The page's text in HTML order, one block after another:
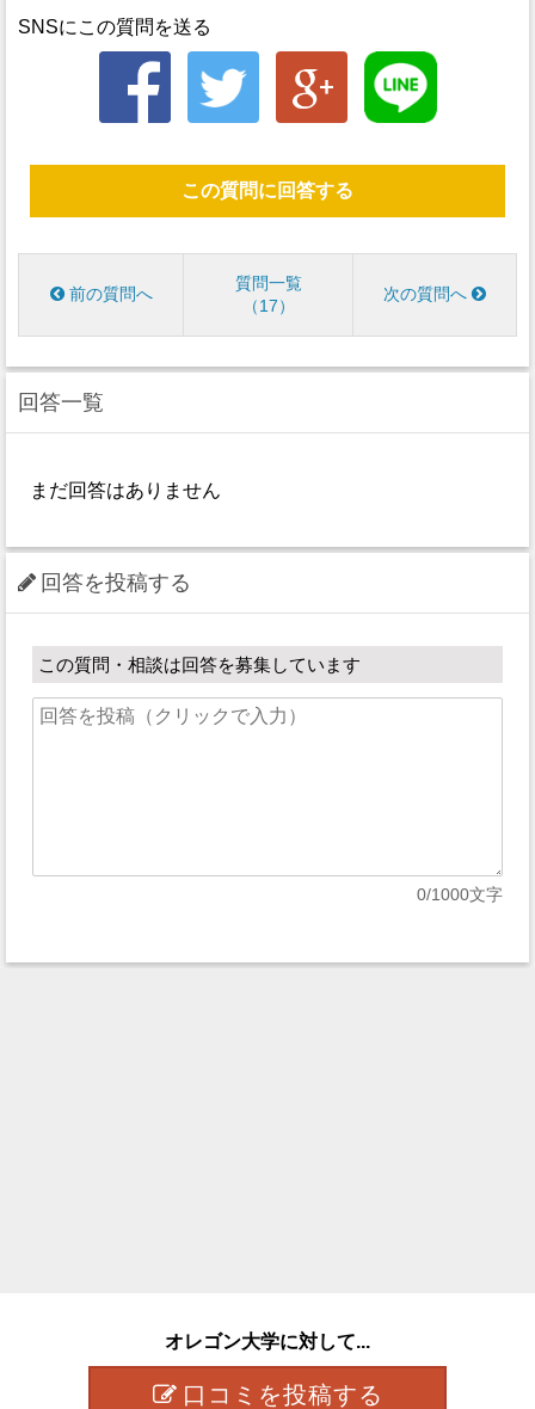
SNSにこの質問を送る
この質問に回答する
前の質問へ
質問一覧
17
次の質問へ
回答一覧
まだ回答はありません
回答を投稿する
この質問・相談は回答を募集しています
0/1000文字
オレゴン大学に対して...
口コミを投稿する